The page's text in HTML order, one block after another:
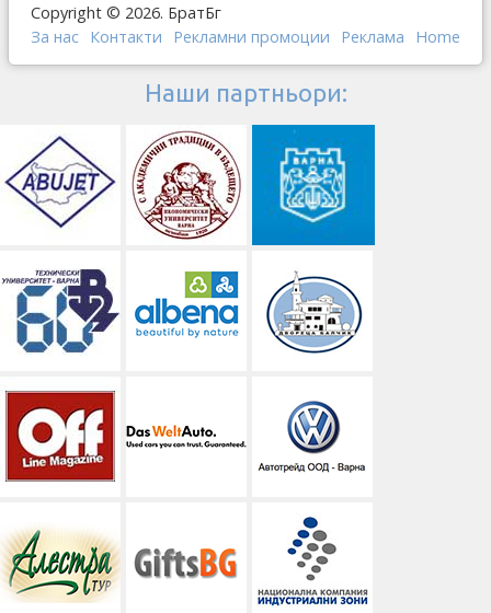
Copyright © 2026. БратБг
За нас Контакти Рекламни промоции Реклама Home
Наши партньори: